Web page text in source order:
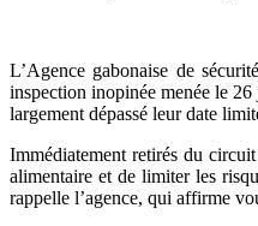
L’Agence gabonaise de
inspection inopinée menée le
largement dépassé leur date
Immédiatement retirés du
alimentaire et de limiter les
rappelle l’agence, qui affirme